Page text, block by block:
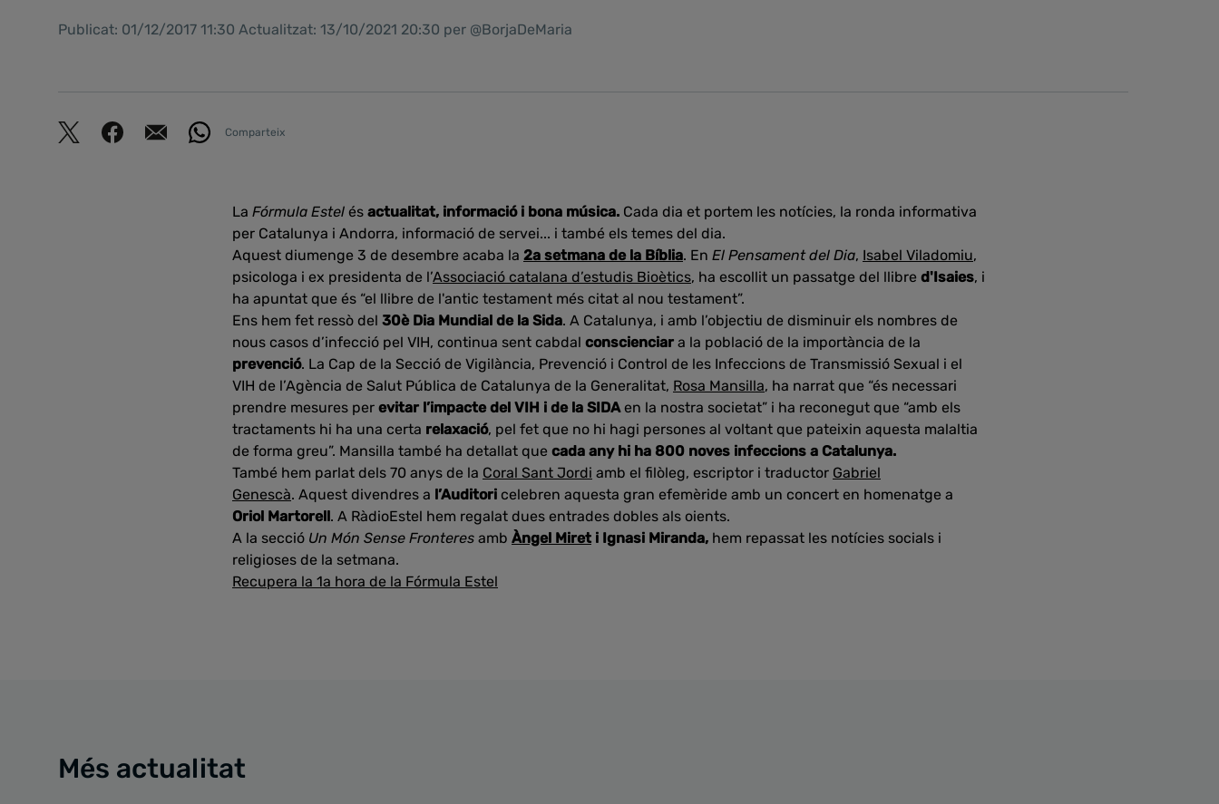
Publicat: 01/12/2017 11:30 Actualitzat: 13/10/2021 20:30 per @BorjaDeMaria
Comparteix
La Fórmula Estel és actualitat, informació i bona música. Cada dia et portem les notícies, la ronda informativa
per Catalunya i Andorra, informació de servei... i també els temes del dia.
Aquest diumenge 3 de desembre acaba la 2a setmana de la Bíblia. En El Pensament del Dia, Isabel Viladomiu,
psicologa i ex presidenta de l’Associació catalana d’estudis Bioètics, ha escollit un passatge del llibre d'Isaies, i
ha apuntat que és “el llibre de l'antic testament més citat al nou testament”.
Ens hem fet ressò del 30è Dia Mundial de la Sida. A Catalunya, i amb l’objectiu de disminuir els nombres de
nous casos d’infecció pel VIH, continua sent cabdal conscienciar a la població de la importància de la
prevenció. La Cap de la Secció de Vigilància, Prevenció i Control de les Infeccions de Transmissió Sexual i el
VIH de l’Agència de Salut Pública de Catalunya de la Generalitat, Rosa Mansilla, ha narrat que “és necessari
prendre mesures per evitar l’impacte del VIH i de la SIDAen la nostra societat” i ha reconegut que “amb els
tractaments hi ha una certa relaxació, pel fet que no hi hagi persones al voltant que pateixin aquesta malaltia
de forma greu”. Mansilla també ha detallat que cada any hi ha 800 noves infeccions a Catalunya.
També hem parlat dels 70 anys de la Coral Sant Jordi amb el filòleg, escriptor i traductor Gabriel
Genescà. Aquest divendres a l’Auditori celebren aquesta gran efemèride amb un concert en homenatge a
Oriol Martorell. A RàdioEstel hem regalat dues entrades dobles als oients.
A la secció Un Món Sense Fronteres amb Àngel Miret i Ignasi Miranda, hem repassat les notícies socials i
religioses de la setmana.
Recupera la 1a hora de la Fórmula Estel
Més actualitat